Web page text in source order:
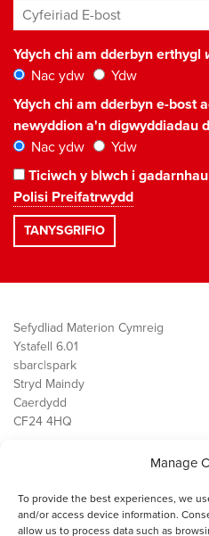
Manage
To provide the best experiences, we
and/or access device information.
allow us to process data such as
Cyfeiriad E-bost*
Ydych chi am dderbyn erthygl
Nac ydw
Ydw
Ydych chi am dderbyn e-bost
newyddion a'n digwyddiadau
Nac ydw
Ydw
Ticiwch y blwch i
Polisi Preifatrwydd
Sefydliad Materion Cymreig
Ystafell 6.01
sbarc|spark
Stryd Maindy
Caerdydd
CF24 4HQ
Public Services
Economi